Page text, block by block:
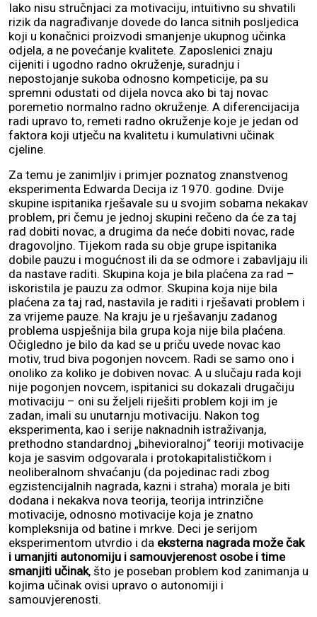
Iako nisu stručnjaci za motivaciju, intuitivno su shvatili
rizik da nagrađivanje dovede do lanca sitnih posljedica
koji u konačnici proizvodi smanjenje ukupnog učinka
odjela, a ne povećanje kvalitete. Zaposlenici znaju
cijeniti i ugodno radno okruženje, suradnju i
nepostojanje sukoba odnosno kompeticije, pa su
spremni odustati od dijela novca ako bi taj novac
poremetio normalno radno okruženje. A diferencijacija
radi upravo to, remeti radno okruženje koje je jedan od
faktora koji utječu na kvalitetu i kumulativni učinak
cjeline.
Za temu je zanimljiv i primjer poznatog znanstvenog
eksperimenta Edwarda Decija iz 1970. godine. Dvije
skupine ispitanika rješavale su u svojim sobama nekakav
problem, pri čemu je jednoj skupini rečeno da će za taj
rad dobiti novac, a drugima da neće dobiti novac, rade
dragovoljno. Tijekom rada su obje grupe ispitanika
dobile pauzu i mogućnost ili da se odmore i zabavljaju ili
da nastave raditi. Skupina koja je bila plaćena za rad –
iskoristila je pauzu za odmor. Skupina koja nije bila
plaćena za taj rad, nastavila je raditi i rješavati problem i
za vrijeme pauze. Na kraju je u rješavanju zadanog
problema uspješnija bila grupa koja nije bila plaćena.
Očigledno je bilo da kad se u priču uvede novac kao
motiv, trud biva pogonjen novcem. Radi se samo ono i
onoliko za koliko je dobiven novac. A u slučaju rada koji
nije pogonjen novcem, ispitanici su dokazali drugačiju
motivaciju – oni su željeli riješiti problem koji im je
zadan, imali su unutarnju motivaciju. Nakon tog
eksperimenta, kao i serije naknadnih istraživanja,
prethodno standardnoj „bihevioralnoj“ teoriji motivacije
koja je sasvim odgovarala i protokapitalističkom i
neoliberalnom shvaćanju (da pojedinac radi zbog
egzistencijalnih nagrada, kazni i straha) morala je biti
dodana i nekakva nova teorija, teorija intrinzične
motivacije, odnosno motivacije koja je znatno
kompleksnija od batine i mrkve. Deci je serijom
eksperimentom utvrdio i da eksterna nagrada može čak
i umanjiti autonomiju i samouvjerenost osobe i time
smanjiti učinak, što je poseban problem kod zanimanja u
kojima učinak ovisi upravo o autonomiji i
samouvjerenosti.